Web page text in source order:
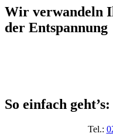
Wir verwandeln
der Entspannung
So einfach geht’s:
Tel.: